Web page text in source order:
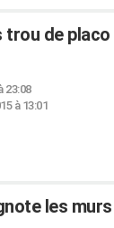
trou de placo
23:08
à 13:01
les murs